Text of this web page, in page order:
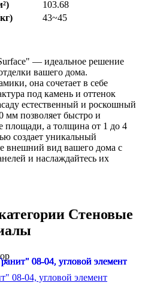
103.68
43~45
— идеальное решение
вашего дома.
она сочетает в себе
под камень и оттенок
естественный и роскошный
мм позволяет быстро и
площади, а толщина от 1 до 4
создает уникальный
внешний вид вашего дома с
и наслаждайтесь их
Стеновые
08-04, угловой элемент